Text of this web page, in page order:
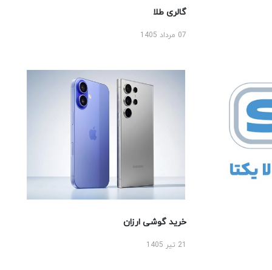
گالری طلا
07 مرداد 1405
خرید گوشی ارزان